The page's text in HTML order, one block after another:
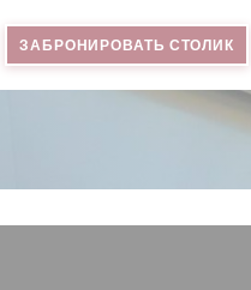
ЗАБРОНИРОВАТЬ СТОЛИК